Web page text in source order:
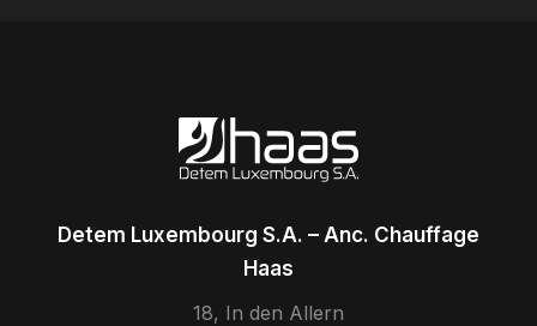
Detem Luxembourg S.A. – Anc. Chauffage
Haas
18, In den Allern